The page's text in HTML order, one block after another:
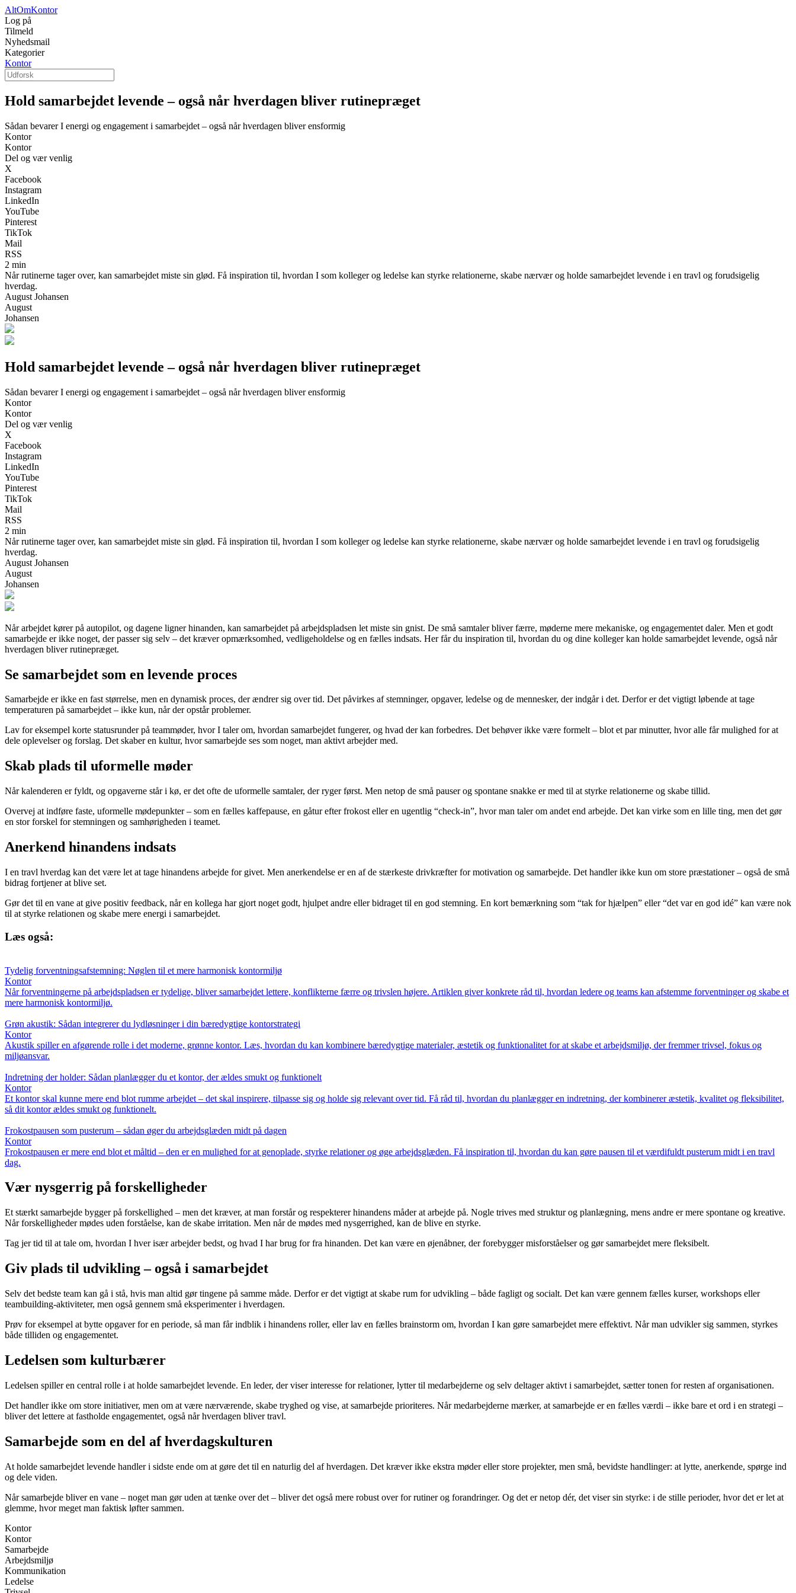
AltOmKontor
Log på
Tilmeld
Nyhedsmail
Kategorier
Kontor
Hold samarbejdet levende – også når hverdagen bliver rutinepræget
Sådan bevarer I energi og engagement i samarbejdet – også når hverdagen bliver ensformig
Kontor
Kontor
Del og vær venlig
X
Facebook
Instagram
LinkedIn
YouTube
Pinterest
TikTok
Mail
RSS
2 min
Når rutinerne tager over, kan samarbejdet miste sin glød. Få inspiration til, hvordan I som kolleger og ledelse kan styrke relationerne, skabe nærvær og holde samarbejdet levende i en travl og forudsigelig
hverdag.
August Johansen
August
Johansen
Hold samarbejdet levende – også når hverdagen bliver rutinepræget
Sådan bevarer I energi og engagement i samarbejdet – også når hverdagen bliver ensformig
Kontor
Kontor
Del og vær venlig
X
Facebook
Instagram
LinkedIn
YouTube
Pinterest
TikTok
Mail
RSS
2 min
Når rutinerne tager over, kan samarbejdet miste sin glød. Få inspiration til, hvordan I som kolleger og ledelse kan styrke relationerne, skabe nærvær og holde samarbejdet levende i en travl og forudsigelig
hverdag.
August Johansen
August
Johansen
Når arbejdet kører på autopilot, og dagene ligner hinanden, kan samarbejdet på arbejdspladsen let miste sin gnist. De små samtaler bliver færre, møderne mere mekaniske, og engagementet daler. Men et godt
samarbejde er ikke noget, der passer sig selv – det kræver opmærksomhed, vedligeholdelse og en fælles indsats. Her får du inspiration til, hvordan du og dine kolleger kan holde samarbejdet levende, også når
hverdagen bliver rutinepræget.
Se samarbejdet som en levende proces
Samarbejde er ikke en fast størrelse, men en dynamisk proces, der ændrer sig over tid. Det påvirkes af stemninger, opgaver, ledelse og de mennesker, der indgår i det. Derfor er det vigtigt løbende at tage
temperaturen på samarbejdet – ikke kun, når der opstår problemer.
Lav for eksempel korte statusrunder på teammøder, hvor I taler om, hvordan samarbejdet fungerer, og hvad der kan forbedres. Det behøver ikke være formelt – blot et par minutter, hvor alle får mulighed for at
dele oplevelser og forslag. Det skaber en kultur, hvor samarbejde ses som noget, man aktivt arbejder med.
Skab plads til uformelle møder
Når kalenderen er fyldt, og opgaverne står i kø, er det ofte de uformelle samtaler, der ryger først. Men netop de små pauser og spontane snakke er med til at styrke relationerne og skabe tillid.
Overvej at indføre faste, uformelle mødepunkter – som en fælles kaffepause, en gåtur efter frokost eller en ugentlig “check-in”, hvor man taler om andet end arbejde. Det kan virke som en lille ting, men det gør
en stor forskel for stemningen og samhørigheden i teamet.
Anerkend hinandens indsats
I en travl hverdag kan det være let at tage hinandens arbejde for givet. Men anerkendelse er en af de stærkeste drivkræfter for motivation og samarbejde. Det handler ikke kun om store præstationer – også de små
bidrag fortjener at blive set.
Gør det til en vane at give positiv feedback, når en kollega har gjort noget godt, hjulpet andre eller bidraget til en god stemning. En kort bemærkning som “tak for hjælpen” eller “det var en god idé” kan være nok
til at styrke relationen og skabe mere energi i samarbejdet.
Læs også:
Tydelig forventningsafstemning: Nøglen til et mere harmonisk kontormiljø
Kontor
Når forventningerne på arbejdspladsen er tydelige, bliver samarbejdet lettere, konflikterne færre og trivslen højere. Artiklen giver konkrete råd til, hvordan ledere og teams kan afstemme forventninger og skabe et
mere harmonisk kontormiljø.
Grøn akustik: Sådan integrerer du lydløsninger i din bæredygtige kontorstrategi
Kontor
Akustik spiller en afgørende rolle i det moderne, grønne kontor. Læs, hvordan du kan kombinere bæredygtige materialer, æstetik og funktionalitet for at skabe et arbejdsmiljø, der fremmer trivsel, fokus og
miljøansvar.
Indretning der holder: Sådan planlægger du et kontor, der ældes smukt og funktionelt
Kontor
Et kontor skal kunne mere end blot rumme arbejdet – det skal inspirere, tilpasse sig og holde sig relevant over tid. Få råd til, hvordan du planlægger en indretning, der kombinerer æstetik, kvalitet og fleksibilitet,
så dit kontor ældes smukt og funktionelt.
Frokostpausen som pusterum – sådan øger du arbejdsglæden midt på dagen
Kontor
Frokostpausen er mere end blot et måltid – den er en mulighed for at genoplade, styrke relationer og øge arbejdsglæden. Få inspiration til, hvordan du kan gøre pausen til et værdifuldt pusterum midt i en travl
dag.
Vær nysgerrig på forskelligheder
Et stærkt samarbejde bygger på forskellighed – men det kræver, at man forstår og respekterer hinandens måder at arbejde på. Nogle trives med struktur og planlægning, mens andre er mere spontane og kreative.
Når forskelligheder mødes uden forståelse, kan de skabe irritation. Men når de mødes med nysgerrighed, kan de blive en styrke.
Tag jer tid til at tale om, hvordan I hver især arbejder bedst, og hvad I har brug for fra hinanden. Det kan være en øjenåbner, der forebygger misforståelser og gør samarbejdet mere fleksibelt.
Giv plads til udvikling – også i samarbejdet
Selv det bedste team kan gå i stå, hvis man altid gør tingene på samme måde. Derfor er det vigtigt at skabe rum for udvikling – både fagligt og socialt. Det kan være gennem fælles kurser, workshops eller
teambuilding-aktiviteter, men også gennem små eksperimenter i hverdagen.
Prøv for eksempel at bytte opgaver for en periode, så man får indblik i hinandens roller, eller lav en fælles brainstorm om, hvordan I kan gøre samarbejdet mere effektivt. Når man udvikler sig sammen, styrkes
både tilliden og engagementet.
Ledelsen som kulturbærer
Ledelsen spiller en central rolle i at holde samarbejdet levende. En leder, der viser interesse for relationer, lytter til medarbejderne og selv deltager aktivt i samarbejdet, sætter tonen for resten af organisationen.
Det handler ikke om store initiativer, men om at være nærværende, skabe tryghed og vise, at samarbejde prioriteres. Når medarbejderne mærker, at samarbejde er en fælles værdi – ikke bare et ord i en strategi –
bliver det lettere at fastholde engagementet, også når hverdagen bliver travl.
Samarbejde som en del af hverdagskulturen
At holde samarbejdet levende handler i sidste ende om at gøre det til en naturlig del af hverdagen. Det kræver ikke ekstra møder eller store projekter, men små, bevidste handlinger: at lytte, anerkende, spørge ind
og dele viden.
Når samarbejde bliver en vane – noget man gør uden at tænke over det – bliver det også mere robust over for rutiner og forandringer. Og det er netop dér, det viser sin styrke: i de stille perioder, hvor det er let at
glemme, hvor meget man faktisk løfter sammen.
Kontor
Kontor
Samarbejde
Arbejdsmiljø
Kommunikation
Ledelse